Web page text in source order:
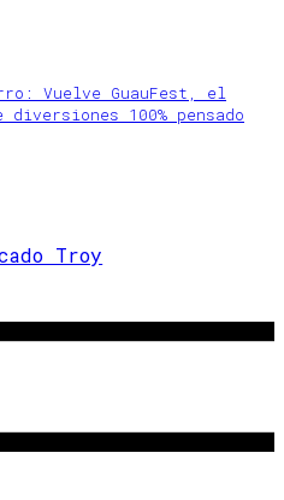
Vuelve GuauFest, el
diversiones 100% pensado
Troy